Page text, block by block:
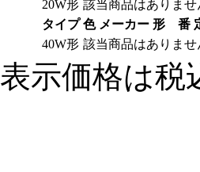
20W形 該当商品はありませ
タイプ 色 メーカー 形 番
40W形 該当商品はありませ
表示価格は税